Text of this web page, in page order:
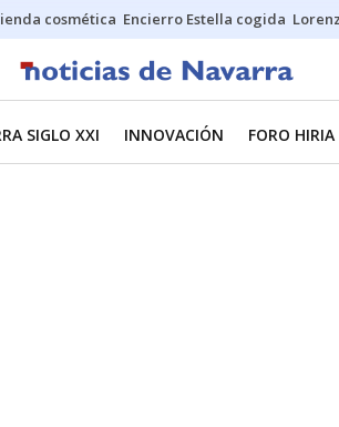
cosmética Encierro Estella cogida
SIGLO XXI INNOVACIÓN FORO HIRIA